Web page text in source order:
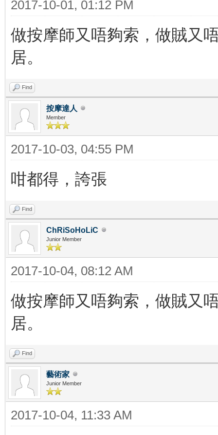
2017-10-01, 01:12 PM
做按摩師又唔夠索，做賊又
居。
Find
按摩達人
Member
2017-10-03, 04:55 PM
咁都得，誇張
Find
ChRiSoHoLiC
Junior Member
2017-10-04, 08:12 AM
做按摩師又唔夠索，做賊又
居。
Find
藝術家
Junior Member
2017-10-04, 11:33 AM